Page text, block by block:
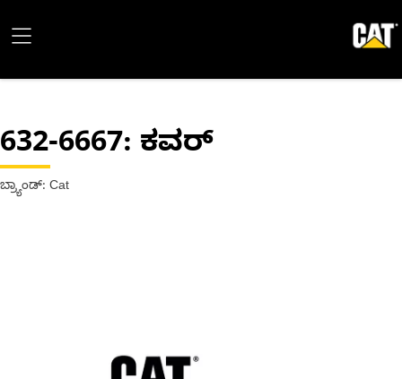
632-6667: ಕವರ್
ಬ್ರ್ಯಾಂಡ್: Cat